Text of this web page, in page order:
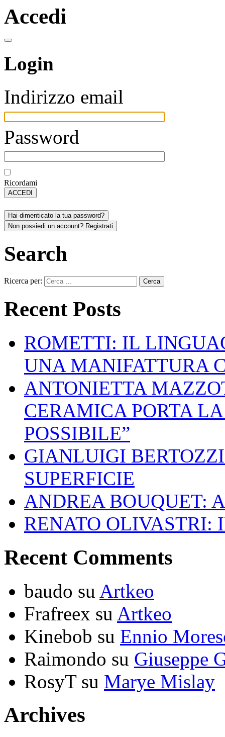
Accedi
Login
Indirizzo email
Password
Ricordami
ACCEDI
Hai dimenticato la tua password?
Non possiedi un account? Registrati
Search
Ricerca per:
Recent Posts
ROMETTI: IL
UNA MANIFATTURA
ANTONIETTA
CERAMICA PORTA
POSSIBILE”
GIANLUIGI
SUPERFICIE
ANDREA BOUQUET:
RENATO OLIVASTRI:
Recent Comments
baudo su Artkeo
Frafreex su Artkeo
Kinebob su Ennio
Raimondo su Giuseppe
RosyTsu Marye Mislay
Archives